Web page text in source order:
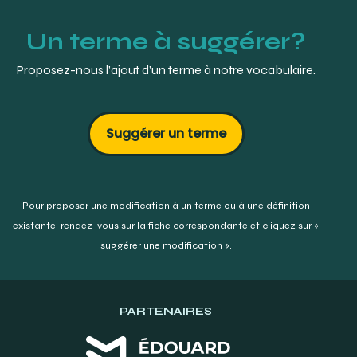
Un terme à suggérer?
Proposez-nous l’ajout d’un terme à notre vocabulaire.
Suggérer un terme
Pour proposer une modification à un terme ou à une définition
existante, rendez-vous sur la fiche correspondante et cliquez sur «
suggérer une modification ».
PARTENAIRES